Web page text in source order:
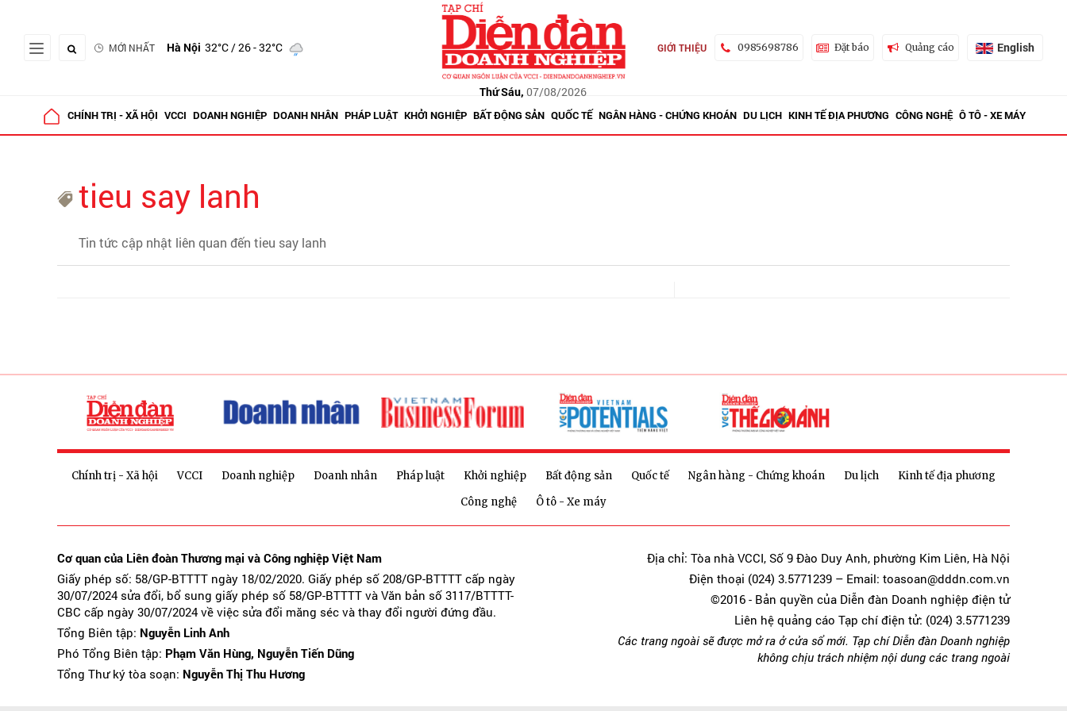
MỚI NHẤT Hà Nội 32°C/ 26 - 32°C
Thứ Sáu, 07/08/2026
GIỚI THIỆU 0985698786 Đặt báo Quảng cáo English
CHÍNH TRỊ - XÃ HỘI VCCI DOANH NGHIỆP DOANH NHÂN PHÁP LUẬT KHỞI NGHIỆP BẤT ĐỘNG SẢN QUỐC TẾ NGÂN HÀNG - CHỨNG KHOÁN DU LỊCH KINH TẾ ĐỊA PHƯƠNG CÔNG NGHỆ Ô TÔ - XE MÁY
tieu say lanh
Tin tức cập nhật liên quan đến tieu say lanh
Chính trị - Xã hội VCCI Doanh nghiệp Doanh nhân Pháp luật Khởi nghiệp Bất động sản Quốc tế Ngân hàng - Chứng khoán Du lịch
Kinh tế địa phương
Công nghệ
Ô tô - Xe máy
Cơ quan của Liên đoàn Thương mại và Công nghiệp Việt Nam
Giấy phép số: 58/GP-BTTTT ngày 18/02/2020. Giấy phép số 208/GP-BTTTT cấp ngày
30/07/2024 sửa đổi, bổ sung giấy phép số 58/GP-BTTTT và Văn bản số 3117/BTTTT-
CBC cấp ngày 30/07/2024 về việc sửa đổi măng séc và thay đổi người đứng đầu.
Tổng Biên tập: Nguyễn Linh Anh
Phó Tổng Biên tập: Phạm Văn Hùng, Nguyễn Tiến Dũng
Tổng Thư ký tòa soạn: Nguyễn Thị Thu Hương
Địa chỉ: Tòa nhà VCCI, Số 9 Đào Duy Anh, phường Kim Liên, Hà Nội
Điện thoại (024) 3.5771239 – Email: toasoan@dddn.com.vn
©2016 - Bản quyền của Diễn đàn Doanh nghiệp điện tử
Liên hệ quảng cáo Tạp chí điện tử: (024) 3.5771239
Các trang ngoài sẽ được mở ra ở cửa sổ mới. Tạp chí Diễn đàn Doanh nghiệp
không chịu trách nhiệm nội dung các trang ngoài